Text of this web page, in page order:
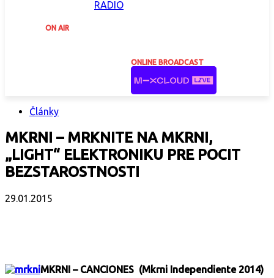
ON AIR
ONLINE BROADCAST
Články
MKRNI – MRKNITE NA MKRNI,
„LIGHT“ ELEKTRONIKU PRE POCIT
BEZSTAROSTNOSTI
29.01.2015
MKRNI – CANCIONES (Mkrni Independiente 2014)